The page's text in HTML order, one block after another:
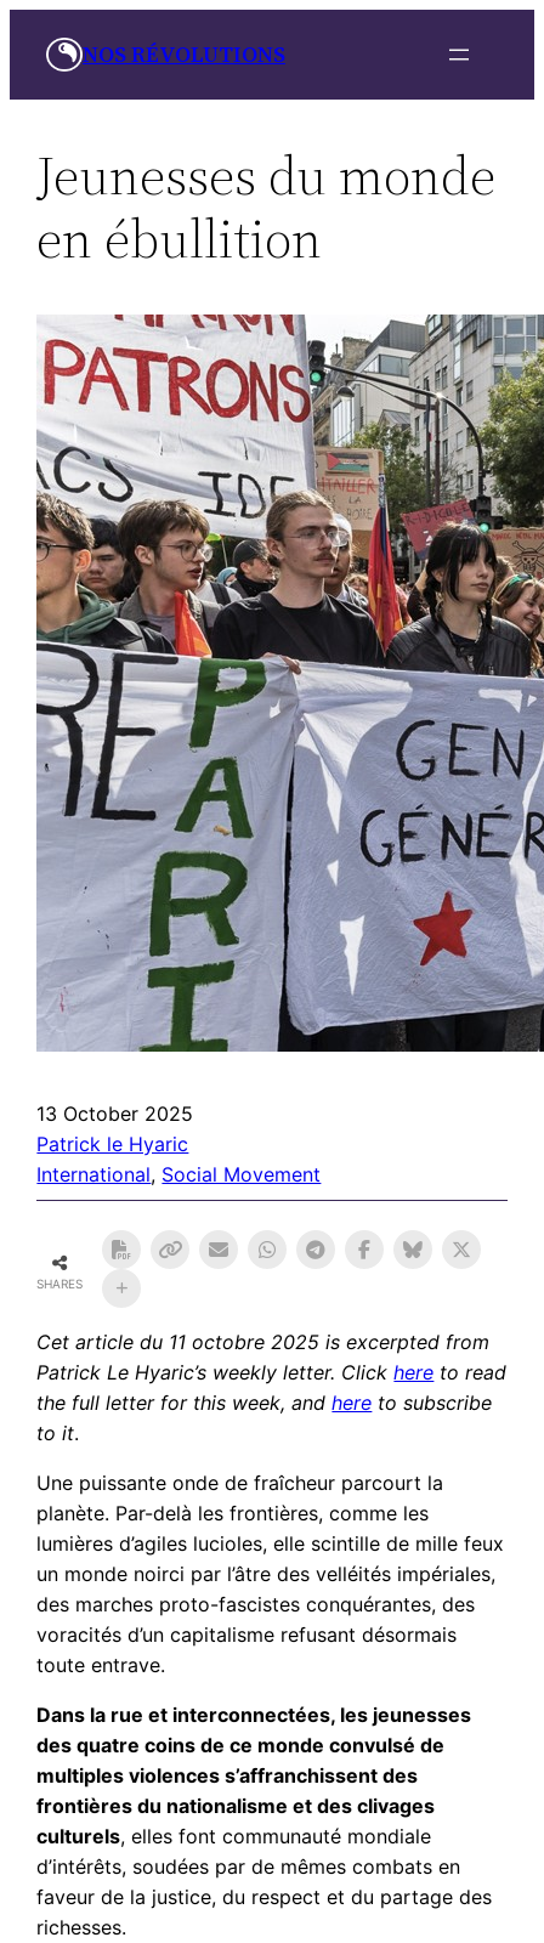
NOS RÉVOLUTIONS
Jeunesses du monde
en ébullition
13 October 2025
Patrick le Hyaric
International, Social Movement
SHARES
Cet article du 11 octobre 2025 is excerpted from
Patrick Le Hyaric’s weekly letter. Clickhere to read
the full letter for this week, andhere to subscribe
to it.
Une puissante onde de fraîcheur parcourt la
planète. Par-delà les frontières, comme les
lumières d’agiles lucioles, elle scintille de mille feux
un monde noirci par l’âtre des velléités impériales,
des marches proto-fascistes conquérantes, des
voracités d’un capitalisme refusant désormais
toute entrave.
Dans la rue et interconnectées, les jeunesses
des quatre coins de ce monde convulsé de
multiples violences s’affranchissent des
frontières du nationalisme et des clivages
culturels, elles font communauté mondiale
d’intérêts, soudées par de mêmes combats en
faveur de la justice, du respect et du partage des
richesses.